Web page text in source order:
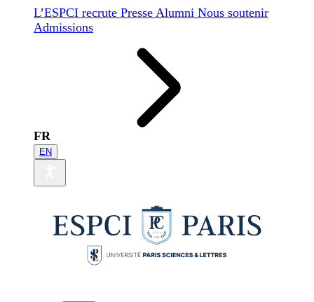
L’ESPCI recrute Presse Alumni Nous soutenir
Admissions
FR
EN